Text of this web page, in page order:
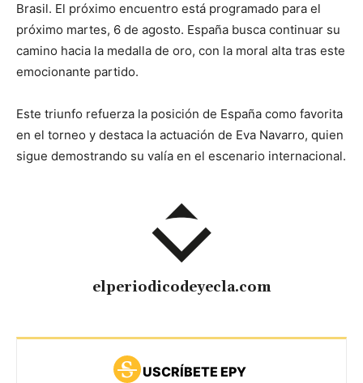
Brasil. El próximo encuentro está programado para el
próximo martes, 6 de agosto. España busca continuar su
camino hacia la medalla de oro, con la moral alta tras este
emocionante partido.
Este triunfo refuerza la posición de España como favorita
en el torneo y destaca la actuación de Eva Navarro, quien
sigue demostrando su valía en el escenario internacional.
elperiodicodeyecla.com
USCRÍBETE EPY